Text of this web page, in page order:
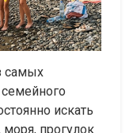
самых
искать
моря, прогулок